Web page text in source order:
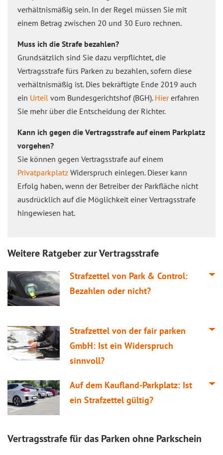
verhältnismäßig sein. In der Regel müssen Sie mit
einem Betrag zwischen 20 und 30 Euro rechnen.
Muss ich die Strafe bezahlen?
Grundsätzlich sind Sie dazu verpflichtet, die
Vertragsstrafe fürs Parken zu bezahlen, sofern diese
verhältnismäßig ist. Dies bekräftigte Ende 2019 auch
ein Urteil vom Bundesgerichtshof (BGH). Hiererfahren
Sie mehr über die Entscheidung der Richter.
Kann ich gegen die Vertragsstrafe auf einem Parkplatz
vorgehen?
Sie können gegen Vertragsstrafe auf einem
Privatparkplatz Widerspruch einlegen. Dieser kann
Erfolg haben, wenn der Betreiber der Parkfläche nicht
ausdrücklich auf die Möglichkeit einer Vertragsstrafe
hingewiesen hat.
Weitere Ratgeber zur Vertragsstrafe
Strafzettel von Park & Control:
Bezahlen oder nicht?
Strafzettel von der fair parken
GmbH: Ist ein Widerspruch
sinnvoll?
Auf dem Kaufland-Parkplatz: Ist
ein Strafzettel gültig?
Vertragsstrafe für das Parken ohne Parkschein